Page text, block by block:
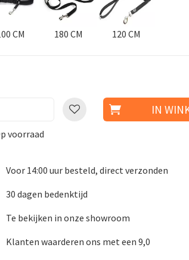
CM 180 CM 120 CM
voorraad
Voor 14:00 uur besteld, direct verzonden
30 dagen bedenktijd
Te bekijken in onze showroom
Klanten waarderen ons met een 9,0